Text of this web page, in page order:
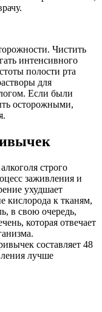
Чистить
интенсивного
полости рта
для
Если были
осторожными,
строго
заживления и
ухудшает
кислорода к тканям,
в свою очередь,
которая отвечает
составляет 48
лучше